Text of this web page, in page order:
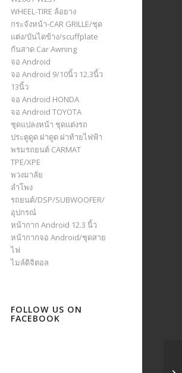
WHEEL-TIRE ล้อยาง
กระจังหน้า-CAR GRILLE/ชุด
แต่ง/บันไดข้าง/scuffplate
กันสาด Car Awning
จอ Android
จอ Android 9/10นิ้ว 12.3นิ้ว
13นิ้ว
จอ Android HONDA
จอ Android TOYOTA
ชุดแปลงหน้า ชุดแต่งรถ
ประตูดูด ฝาดูด ฝาท้ายไฟฟ้า
พรมรถยนต์ CARMAT
TPE/XPE
พวงมาลัย
ลำโพง
รถยนต์/DSP/SUBWOOFER/
อุปกรณ์
หน้ากาก Android 12.3 นิ้ว
หน้ากากจอ Android/ชุดสาย
ไฟ
ไมล์ดิจิตอล
FOLLOW US ON
FACEBOOK